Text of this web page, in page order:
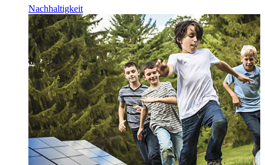
Nachhaltigkeit